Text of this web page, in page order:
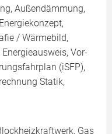
Außendämmung,
/ Wärmebild,
Vor-
(iSFP),
Statik,
Gas